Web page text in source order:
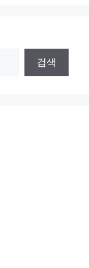
검색